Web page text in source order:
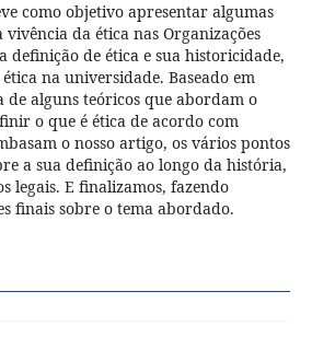
como objetivo apresentar algumas
vivência da ética nas Organizações
definição de ética e sua historicidade,
ética na universidade. Baseado em
alguns teóricos que abordam o
o que é ética de acordo com
o nosso artigo, os vários pontos
a sua definição ao longo da história,
legais. E finalizamos, fazendo
finais sobre o tema abordado.